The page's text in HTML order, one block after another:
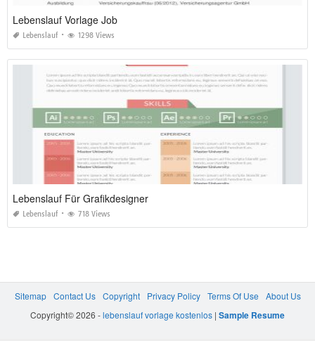
Lebenslauf Vorlage Job
Lebenslauf 1298 Views
Lebenslauf Für Grafikdesigner
Lebenslauf 718 Views
Sitemap Contact Us Copyright Privacy Policy Terms Of Use
About Us
Copyright© 2026 -lebenslauf vorlage kostenlos | Sample Resume